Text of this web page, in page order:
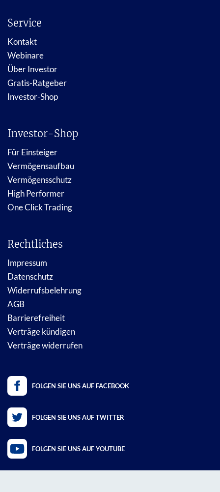
Service
Kontakt
Webinare
Über Investor
Gratis-Ratgeber
Investor-Shop
Investor-Shop
Für Einsteiger
Vermögensaufbau
Vermögensschutz
High Performer
One Click Trading
Rechtliches
Impressum
Datenschutz
Widerrufsbelehrung
AGB
Barrierefreiheit
Verträge kündigen
Verträge widerrufen
FOLGEN SIE UNS AUF FACEBOOK
FOLGEN SIE UNS AUF TWITTER
FOLGEN SIE UNS AUF YOUTUBE